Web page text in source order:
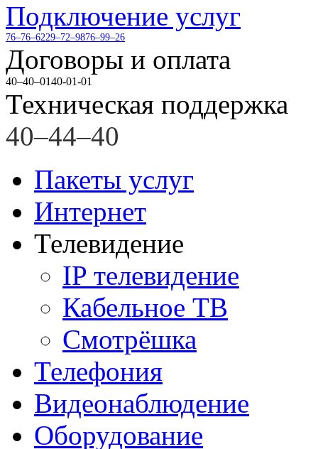
Подключение услуг
76–76–6229–72–9876–99–26
Договоры и оплата
40–40–0140-01-01
Техническая поддержка
40–44–40
Пакеты услуг
Интернет
Телевидение
IP телевидение
Кабельное ТВ
Смотрёшка
Телефония
Видеонаблюдение
Оборудование